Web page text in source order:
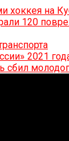
хоккея на
120
2021
сбил